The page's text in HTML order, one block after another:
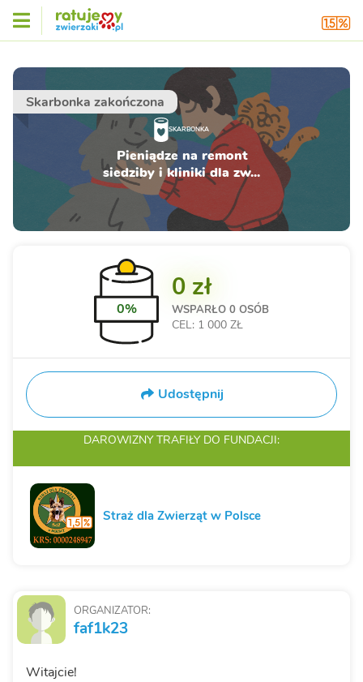
Skarbonka zakończona
SKARBONKA
Pieniądze na remont
siedziby i kliniki dla zw...
ORGANIZATOR:
faf1k23
Witajcie!
0%
0 zł
WSPARŁO 0 OSÓB
CEL: 1 000 ZŁ
Udostępnij
DAROWIZNY TRAFIŁY DO FUNDACJI:
Straż dla Zwierząt w Polsce